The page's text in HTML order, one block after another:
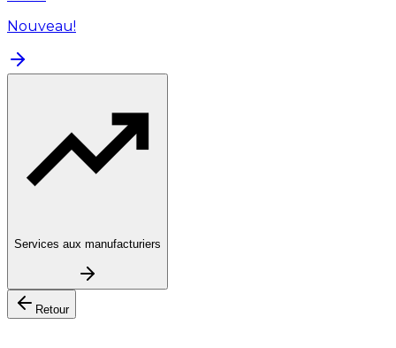
Nouveau!
Services aux manufacturiers
Retour